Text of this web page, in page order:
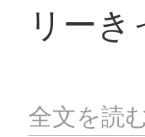
リー
全文を読